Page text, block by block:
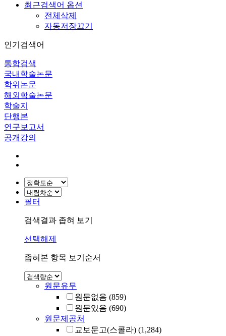
최근검색어 옵션
전체삭제
자동저장끄기
인기검색어
통합검색
국내학술논문
학위논문
해외학술논문
학술지
단행본
연구보고서
공개강의
필터
검색결과 좁혀 보기
선택해제
좁혀본 항목 보기순서
원문유무
원문없음 (859)
원문있음 (690)
원문제공처
교보문고(스콜라) (1,284)